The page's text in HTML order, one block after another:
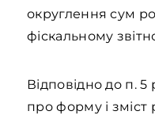
округлення сум
фіскальному
Відповідно до п. 5
про форму і зміст